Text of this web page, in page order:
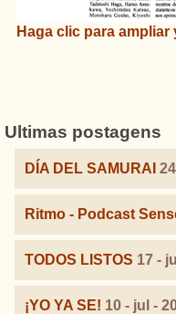
Haga clic para ampliar
Ultimas postagens
DÍA DEL SAMURAI
Ritmo - Podcast
TODOS LISTOS 17 -
¡YO YA SE! 10 - jul -